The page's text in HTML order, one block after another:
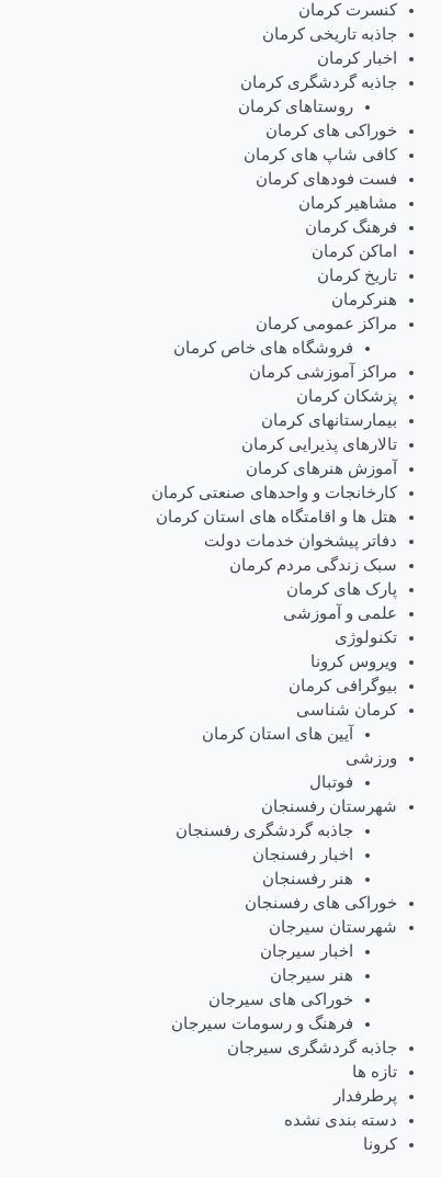
کنسرت کرمان
جاذبه تاریخی کرمان
اخبار کرمان
جاذبه گردشگری کرمان
روستاهای کرمان
خوراکی های کرمان
کافی شاپ های کرمان
فست فودهای کرمان
مشاهیر کرمان
فرهنگ کرمان
اماکن کرمان
تاریخ کرمان
هنرکرمان
مراکز عمومی کرمان
فروشگاه های خاص کرمان
مراکز آموزشی کرمان
پزشکان کرمان
بیمارستانهای کرمان
تالارهای پذیرایی کرمان
آموزش هنرهای کرمان
کارخانجات و واحدهای صنعتی کرمان
هتل ها و اقامتگاه های استان کرمان
دفاتر پیشخوان خدمات دولت
سبک زندگی مردم کرمان
پارک های کرمان
علمی و آموزشی
تکنولوژی
ویروس کرونا
بیوگرافی کرمان
کرمان شناسی
آیین های استان کرمان
ورزشی
فوتبال
شهرستان رفسنجان
جاذبه گردشگری رفسنجان
اخبار رفسنجان
هنر رفسنجان
خوراکی های رفسنجان
شهرستان سیرجان
اخبار سیرجان
هنر سیرجان
خوراکی های سیرجان
فرهنگ و رسومات سیرجان
جاذبه گردشگری سیرجان
تازه ها
پرطرفدار
دسته بندی نشده
کرونا